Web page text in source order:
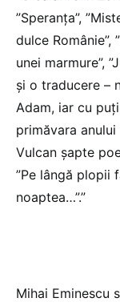
”Speranţa”,
dulce Românie”,
unei marmure”,
şi o traducere –
Adam, iar cu
primăvara
Vulcan şapte
”Pe lângă plopii
noaptea…”.”
Mihai Eminescu